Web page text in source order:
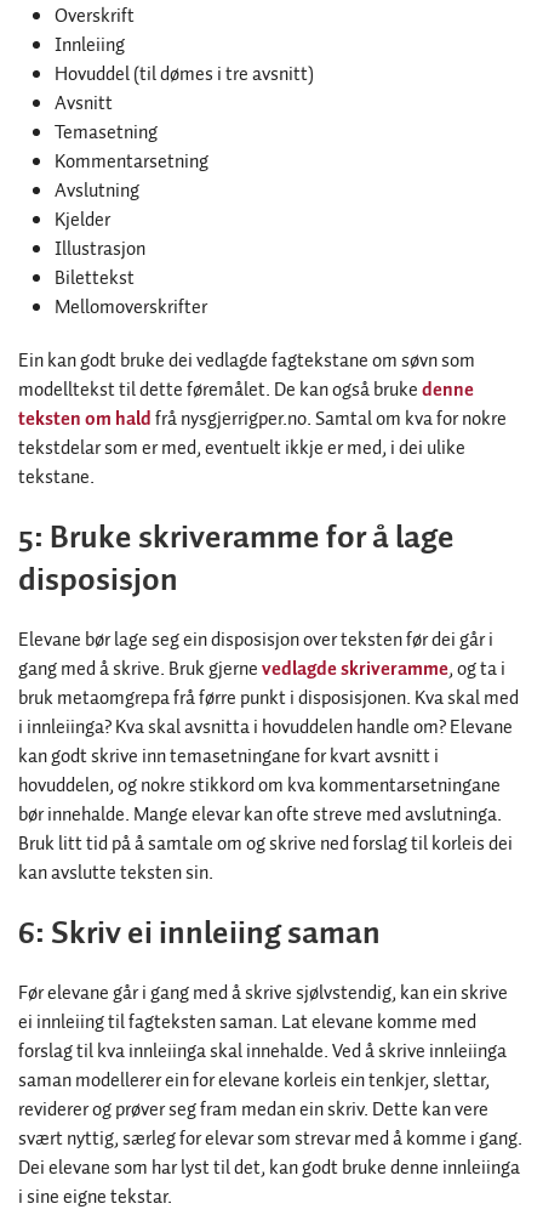
Overskrift
Innleiing
Hovuddel (til dømes i tre avsnitt)
Avsnitt
Temasetning
Kommentarsetning
Avslutning
Kjelder
Illustrasjon
Bilettekst
Mellomoverskrifter
Ein kan godt bruke dei vedlagde fagtekstane om søvn som
modelltekst til dette føremålet. De kan også brukedenne
teksten om haldfrå nysgjerrigper.no. Samtal om kva for nokre
tekstdelar som er med, eventuelt ikkje er med, i dei ulike
tekstane.
5: Bruke skriveramme for å lage
disposisjon
Elevane bør lage seg ein disposisjon over teksten før dei går i
gang med å skrive. Bruk gjernevedlagde skriveramme, og ta i
bruk metaomgrepa frå førre punkt i disposisjonen. Kva skal med
i innleiinga? Kva skal avsnitta i hovuddelen handle om? Elevane
kan godt skrive inn temasetningane for kvart avsnitt i
hovuddelen, og nokre stikkord om kva kommentarsetningane
bør innehalde. Mange elevar kan ofte streve med avslutninga.
Bruk litt tid på å samtale om og skrive ned forslag til korleis dei
kan avslutte teksten sin.
6: Skriv ei innleiing saman
Før elevane går i gang med å skrive sjølvstendig, kan ein skrive
ei innleiing til fagteksten saman. Lat elevane komme med
forslag til kva innleiinga skal innehalde. Ved å skrive innleiinga
saman modellerer ein for elevane korleis ein tenkjer, slettar,
reviderer og prøver seg fram medan ein skriv. Dette kan vere
svært nyttig, særleg for elevar som strevar med å komme i gang.
Dei elevane som har lyst til det, kan godt bruke denne innleiinga
i sine eigne tekstar.